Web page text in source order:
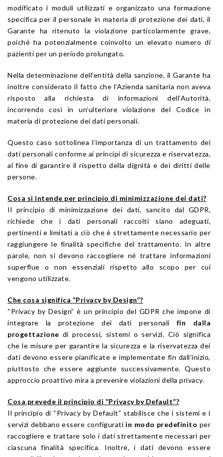
modificato i moduli utilizzati e organizzato una formazione
specifica per il personale in materia di protezione dei dati, il
Garante ha ritenuto la violazione particolarmente grave,
poiché ha potenzialmente coinvolto un elevato numero di
pazienti per un periodo prolungato.
Nella determinazione dell’entità della sanzione, il Garante ha
inoltre considerato il fatto che l’Azienda sanitaria non aveva
risposto alla richiesta di informazioni dell’Autorità,
incorrendo così in un’ulteriore violazione del Codice in
materia di protezione dei dati personali.
Questo caso sottolinea l’importanza di un trattamento dei
dati personali conforme ai principi di sicurezza e riservatezza,
al fine di garantire il rispetto della dignità e dei diritti delle
persone.
Cosa si intende per principio di minimizzazione dei dati?
Il principio di minimizzazione dei dati, sancito dal GDPR,
richiede che i dati personali raccolti siano adeguati,
pertinenti e limitati a ciò che è strettamente necessario per
raggiungere le finalità specifiche del trattamento. In altre
parole, non si devono raccogliere né trattare informazioni
superflue o non essenziali rispetto allo scopo per cui
vengono utilizzate.
Che cosa significa “Privacy by Design”?
“Privacy by Design” è un principio del GDPR che impone di
integrare la protezione dei dati personali fin dalla
progettazione di processi, sistemi o servizi. Ciò significa
che le misure per garantire la sicurezza e la riservatezza dei
dati devono essere pianificate e implementate fin dall’inizio,
piuttosto che essere aggiunte successivamente. Questo
approccio proattivo mira a prevenire violazioni della privacy.
Cosa prevede il principio di “Privacy by Default”?
Il principio di “Privacy by Default” stabilisce che i sistemi e i
servizi debbano essere configurati in modo predefinito per
raccogliere e trattare solo i dati strettamente necessari per
ciascuna finalità specifica. Inoltre, i dati devono essere